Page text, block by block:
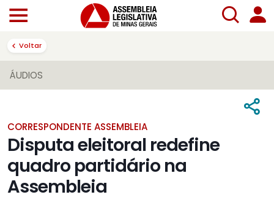
Voltar
ÁUDIOS
CORRESPONDENTE ASSEMBLEIA
Disputa eleitoral redefine
quadro partidário na
Assembleia